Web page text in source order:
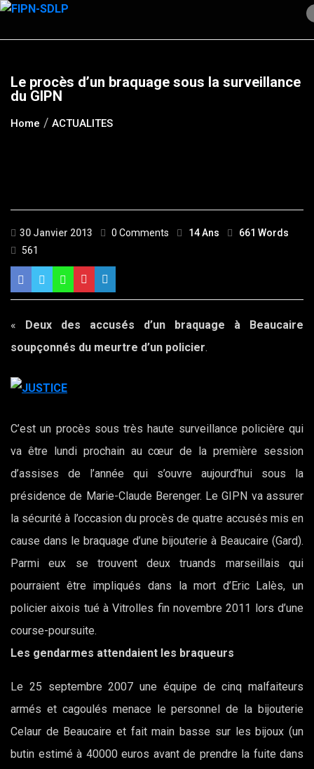
Skip
content
Le procès d’un braquage sous la surveillance
du GIPN
Home ACTUALITES
30 Janvier 2013 0 Comments 14 Ans
661 Words
561
«
Deux des accusés d’un braquage à Beaucaire
soupçonnés du meurtre d’un policier.
C’est un procès sous très haute surveillance policière qui
va être lundi prochain au cœur de la première session
d’assises de l’année qui s’ouvre aujourd’hui sous la
présidence de Marie-Claude Berenger. Le GIPN va assurer
la sécurité à l’occasion du procès de quatre accusés mis en
cause dans le braquage d’une bijouterie à Beaucaire (Gard).
Parmi eux se trouvent deux truands marseillais qui
pourraient être impliqués dans la mort d’Eric Lalès, un
policier aixois tué à Vitrolles fin novembre 2011 lors d’une
course-poursuite.
Les gendarmes attendaient les braqueurs
Le 25 septembre 2007 une équipe de cinq malfaiteurs
armés et cagoulés menace le personnel de la bijouterie
Celaur de Beaucaire et fait main basse sur les bijoux (un
butin estimé à 40000 euros avant de prendre la fuite dans